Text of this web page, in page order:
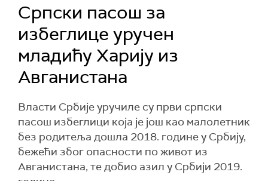
Српски пасош за
избеглице уручен
младићу Харију из
Авганистана
Власти Србије уручиле су први српски
пасош избеглици која је још као малолетник
без родитеља дошла 2018. године у Србију,
бежећи због опасности по живот из
Авганистана, те добио азил у Србији 2019.